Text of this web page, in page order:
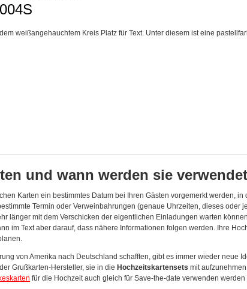
weißangehauchtem Kreis Platz für Text. Unter diesem ist eine
und wann werden sie
Karten ein bestimmtes Datum bei Ihren Gästen vorgemerkt werden,
Termin oder Verweinbahrungen (genaue Uhrzeiten, dieses oder
länger mit dem Verschicken der eigentlichen Einladungen warten
im Text aber darauf, dass nähere Informationen folgen werden. Ihre
von Amerika nach Deutschland schafften, gibt es immer wieder neue
Grußkarten-Hersteller, sie in die Hochzeitskartensets mit
für die Hochzeit auch gleich für Save-the-date verwenden